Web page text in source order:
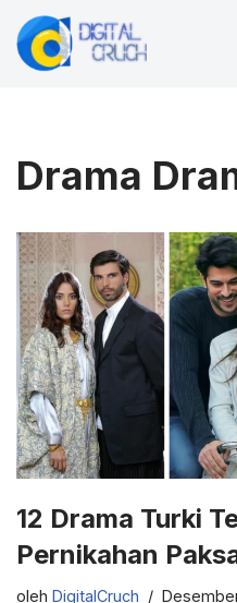
Lompat
Drama
12 Drama Turki
Pernikahan
oleh DigitalCruch